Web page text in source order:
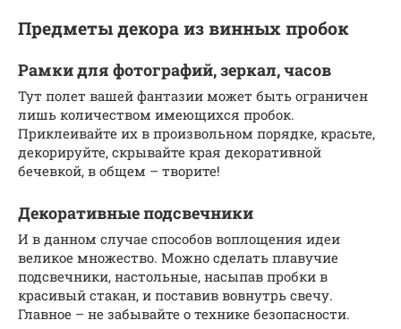
Предметы декора из винных пробок
Рамки для фотографий, зеркал, часов
Тут полет вашей фантазии может быть ограничен
лишь количеством имеющихся пробок.
Приклеивайте их в произвольном порядке, красьте,
декорируйте, скрывайте края декоративной
бечевкой, в общем – творите!
Декоративные подсвечники
И в данном случае способов воплощения идеи
великое множество. Можно сделать плавучие
подсвечники, настольные, насыпав пробки в
красивый стакан, и поставив вовнутрь свечу.
Главное – не забывайте о технике безопасности.